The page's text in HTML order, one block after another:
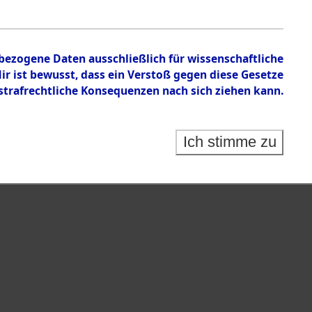
Daten ausschließlich für wissenschaftliche
bewusst, dass ein Verstoß gegen diese Gesetze
Konsequenzen nach sich ziehen kann.
Ich stimme zu